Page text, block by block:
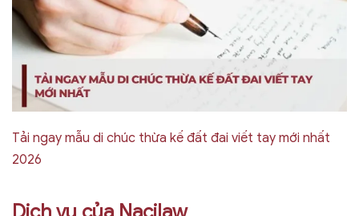
Tải ngay mẫu di chúc thừa kế đất đai viết tay mới nhất
2026